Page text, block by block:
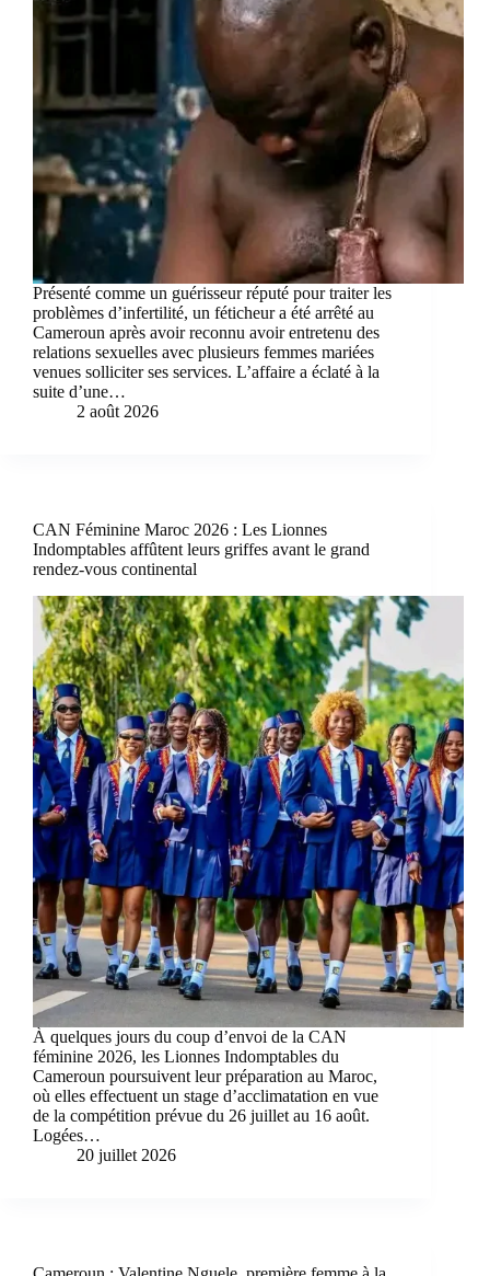
Présenté comme un guérisseur réputé pour traiter les
problèmes d’infertilité, un féticheur a été arrêté au
Cameroun après avoir reconnu avoir entretenu des
relations sexuelles avec plusieurs femmes mariées
venues solliciter ses services. L’affaire a éclaté à la
suite d’une…
2 août 2026
CAN Féminine Maroc 2026 : Les Lionnes
Indomptables affûtent leurs griffes avant le grand
rendez-vous continental
À quelques jours du coup d’envoi de la CAN
féminine 2026, les Lionnes Indomptables du
Cameroun poursuivent leur préparation au Maroc,
où elles effectuent un stage d’acclimatation en vue
de la compétition prévue du 26 juillet au 16 août.
Logées…
20 juillet 2026